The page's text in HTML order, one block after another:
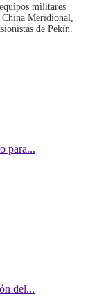
militares
China Meridional,
de Pekín.
para...
del...